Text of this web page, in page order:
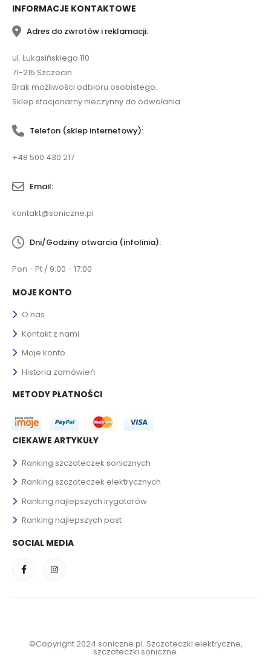
INFORMACJE KONTAKTOWE
Adres do zwrotów i reklamacji:
ul. Łukasińskiego 110
71-215 Szczecin
Brak możliwości odbioru osobistego.
Sklep stacjonarny nieczynny do odwołania.
Telefon (sklep internetowy):
+48 500 430 217
Email:
kontakt@soniczne.pl
Dni/Godziny otwarcia (infolinia):
Pon - Pt / 9:00 - 17:00
MOJE KONTO
O nas
Kontakt z nami
Moje konto
Historia zamówień
METODY PŁATNOŚCI
CIEKAWE ARTYKUŁY
Ranking szczoteczek sonicznych
Ranking szczoteczek elektrycznych
Ranking najlepszych irygatorów
Ranking najlepszych past
SOCIAL MEDIA
©Copyright 2024 soniczne.pl. Szczoteczki elektryczne,
szczoteczki soniczne.